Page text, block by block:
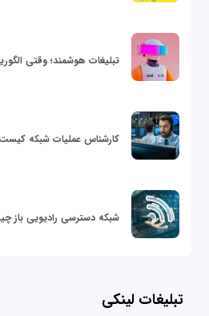
تبلیغات هوشمند؛ وقتی
کارشناس عملیات شبکه
شبکه دسترسی رادیویی باز
تبلیغات لینکی